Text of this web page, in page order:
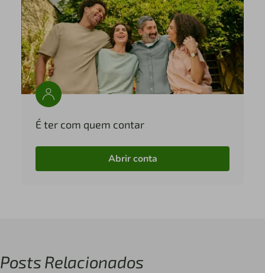
É ter com quem contar
Abrir conta
Posts Relacionados